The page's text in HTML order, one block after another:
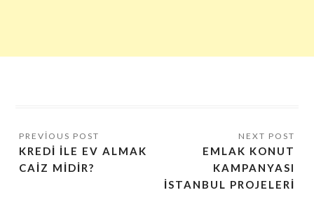
KREDI ILE EV ALMAK
CAIZ MIDIR?
EMLAK KONUT
KAMPANYASI
İSTANBUL PROJELERI